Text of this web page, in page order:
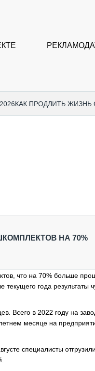
КАК ПРОДЛИТЬ ЖИЗНЬ
НА 70%
что на 70% больше
года результаты
Всего в 2022 году на
месяце на
специалисты